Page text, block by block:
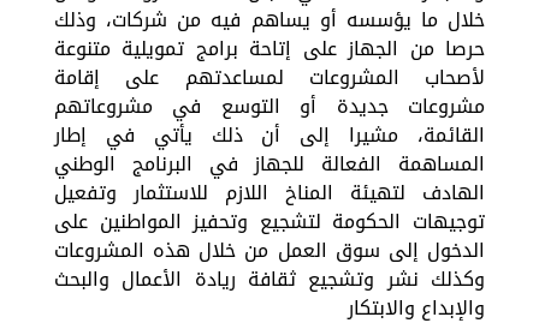
خلال ما يؤسسه أو يساهم فيه من شركات، وذلك
حرصا من الجهاز على إتاحة برامج تمويلية متنوعة
لأصحاب المشروعات لمساعدتهم على إقامة
مشروعات جديدة أو التوسع في مشروعاتهم
القائمة، مشيرا إلى أن ذلك يأتي في إطار
المساهمة الفعالة للجهاز في البرنامج الوطني
الهادف لتهيئة المناخ اللازم للاستثمار وتفعيل
توجيهات الحكومة لتشجيع وتحفيز المواطنين على
الدخول إلى سوق العمل من خلال هذه المشروعات
وكذلك نشر وتشجيع ثقافة ريادة الأعمال والبحث
والإبداع والابتكار